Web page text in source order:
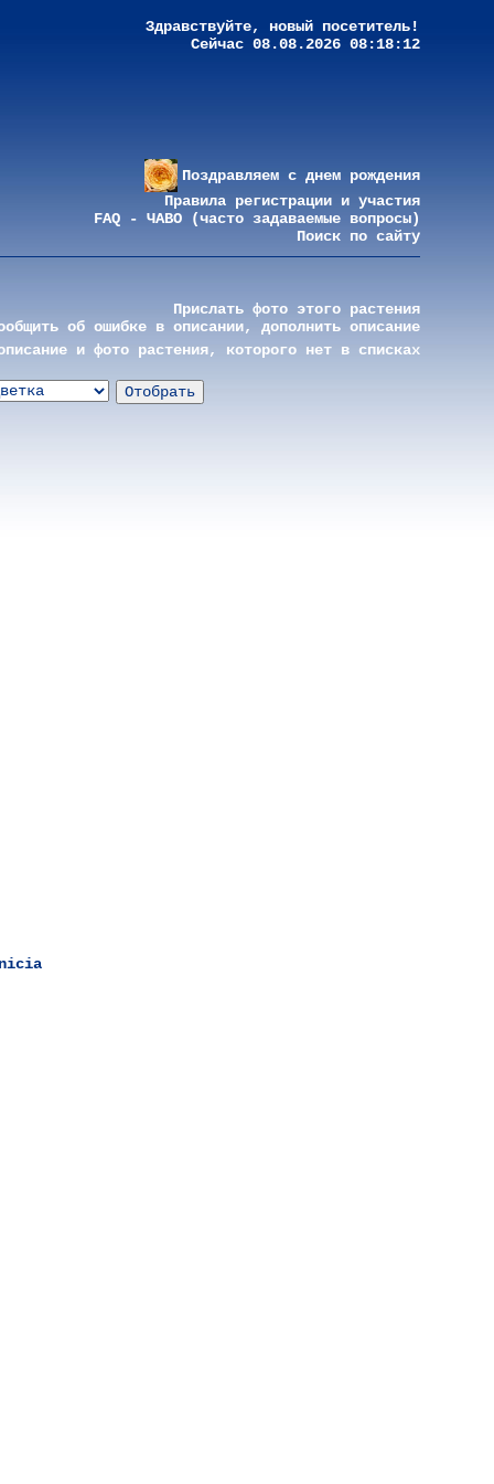
Здравствуйте, новый посетитель!
Сейчас 08.08.2026 08:18:12
Поздравляем с днем рождения
Правила регистрации и участия
FAQ - ЧАВО (часто задаваемые вопросы)
Поиск по сайту
Прислать фото этого растения
об ошибке в описании, дополнить описание
и фото растения, которого нет в списках